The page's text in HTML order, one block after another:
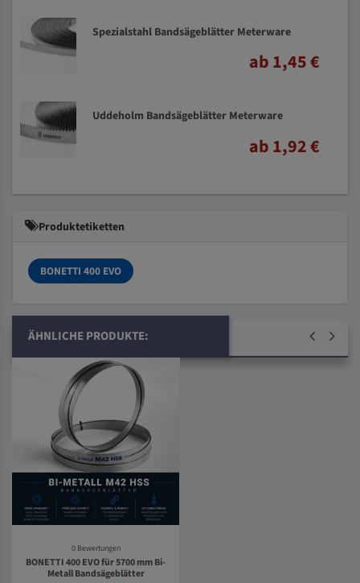
Spezialstahl Bandsägeblätter Meterware
ab 1,45 €
Uddeholm Bandsägeblätter Meterware
ab 1,92 €
Produktetiketten
BONETTI 400 EVO
ÄHNLICHE PRODUKTE:
0 Bewertungen
BONETTI 400 EVO für 5700 mm Bi-
Metall Bandsägeblätter